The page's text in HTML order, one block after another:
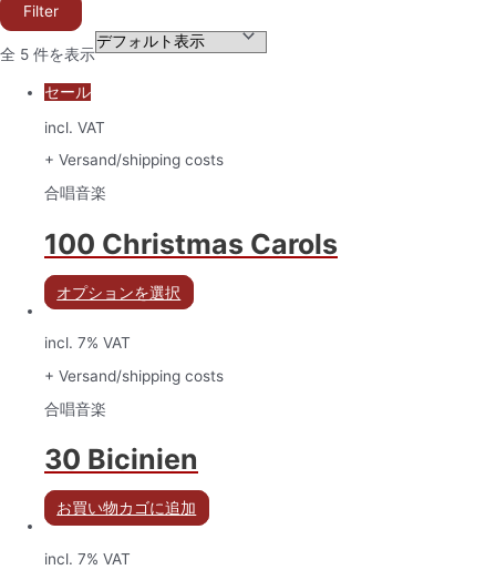
Filter
全 5 件を表示
セール
incl. VAT
+ Versand/shipping costs
合唱音楽
100 Christmas Carols
オプションを選択
incl. 7% VAT
+ Versand/shipping costs
合唱音楽
30 Bicinien
お買い物カゴに追加
incl. 7% VAT